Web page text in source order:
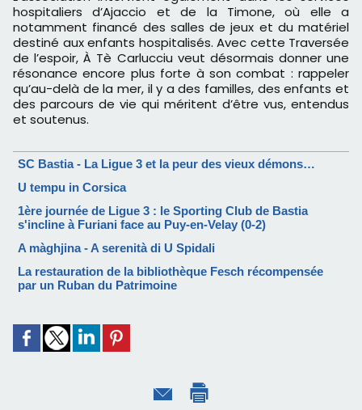
hospitaliers d’Ajaccio et de la Timone, où elle a
notamment financé des salles de jeux et du matériel
destiné aux enfants hospitalisés. Avec cette Traversée
de l’espoir, À Tè Carlucciu veut désormais donner une
résonance encore plus forte à son combat : rappeler
qu’au-delà de la mer, il y a des familles, des enfants et
des parcours de vie qui méritent d’être vus, entendus
et soutenus.
SC Bastia - La Ligue 3 et la peur des vieux démons…
U tempu in Corsica
1ère journée de Ligue 3 : le Sporting Club de Bastia
s'incline à Furiani face au Puy-en-Velay (0-2)
A màghjina - A serenità di U Spidali
La restauration de la bibliothèque Fesch récompensée
par un Ruban du Patrimoine